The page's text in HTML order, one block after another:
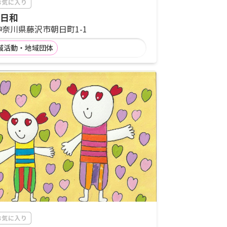
和
川県藤沢市朝日町1-1
活動・地域団体